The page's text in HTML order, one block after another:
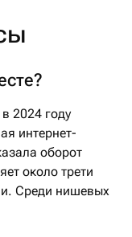
2024 году
интернет-
оборот
около трети
Среди нишевых